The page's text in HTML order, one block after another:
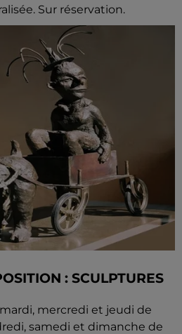
Sur réservation.
: SCULPTURES
mercredi et jeudi de
samedi et dimanche de